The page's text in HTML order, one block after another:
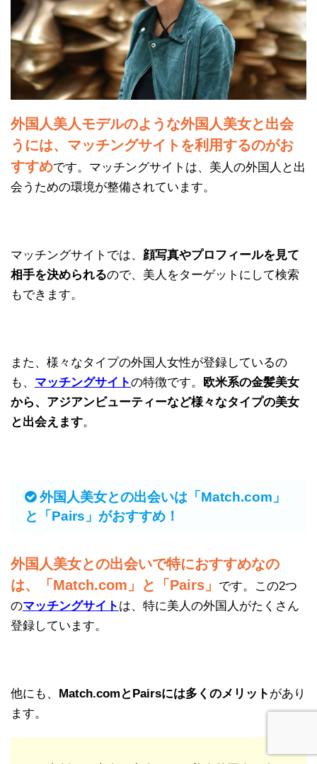
外国人美人モデルのような外国人美女と出会
うには、マッチングサイトを利用するのがお
すすめです。マッチングサイトは、美人の外国人と出
会うための環境が整備されています。
マッチングサイトでは、 顔写真やプロフィールを見て
相手を決められるので、美人をターゲットにして検索
もできます。
また、様々なタイプの外国人女性が登録しているの
も、 マッチングサイトの特徴です。
欧米系の金髪美女
から、アジアンビューティーなど様々なタイプの美女
と出会えます。
外国人美女との出会いは「Match.com」
と「Pairs」がおすすめ！
外国人美女との出会いで特におすすめなの
は、「Match.com」と「Pairs」
です。この2つ
のマッチングサイト は、特に美人の外国人がたくさん
登録しています。
他にも、 Match.comとPairsには多くのメリット があり
ます。